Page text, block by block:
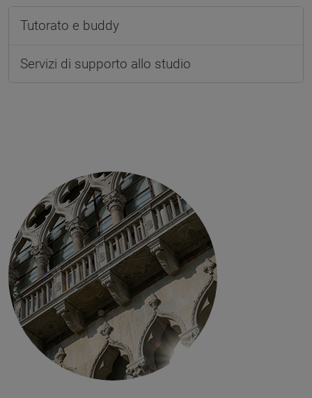
Tutorato e buddy
Servizi di supporto allo studio